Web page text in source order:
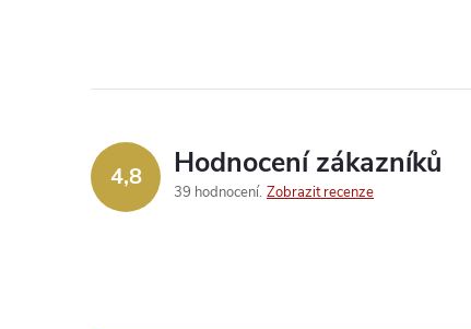
4,8 Hodnocení zákazníků
39 hodnocení Zobrazit recenze